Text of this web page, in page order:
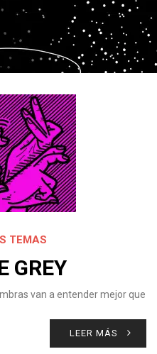
TEMAS
GREY
van a entender mejor que
LEER MÁS